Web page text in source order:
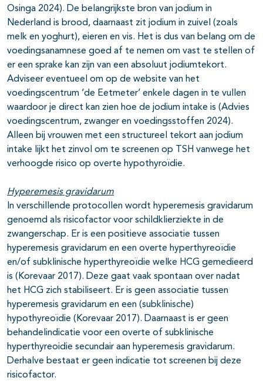
Osinga 2024). De belangrijkste bron van jodium in
Nederland is brood, daarnaast zit jodium in zuivel (zoals
melk en yoghurt), eieren en vis. Het is dus van belang om de
voedingsanamnese goed af te nemen om vast te stellen of
er een sprake kan zijn van een absoluut jodiumtekort.
Adviseer eventueel om op de website van het
voedingscentrum ‘de Eetmeter’ enkele dagen in te vullen
waardoor je direct kan zien hoe de jodium intake is (Advies
voedingscentrum, zwanger en voedingsstoffen 2024).
Alleen bij vrouwen met een structureel tekort aan jodium
intake lijkt het zinvol om te screenen op TSH vanwege het
verhoogde risico op overte hypothyroïdie.
Hyperemesis gravidarum
In verschillende protocollen wordt hyperemesis gravidarum
genoemd als risicofactor voor schildklierziekte in de
zwangerschap. Er is een positieve associatie tussen
hyperemesis gravidarum en een overte hyperthyreoïdie
en/of subklinische hyperthyreoïdie welke HCG gemedieerd
is (Korevaar 2017). Deze gaat vaak spontaan over nadat
het HCG zich stabiliseert. Er is geen associatie tussen
hyperemesis gravidarum en een (subklinische)
hypothyreoïdie (Korevaar 2017). Daarnaast is er geen
behandelindicatie voor een overte of subklinische
hyperthyreoidie secundair aan hyperemesis gravidarum.
Derhalve bestaat er geen indicatie tot screenen bij deze
risicofactor.